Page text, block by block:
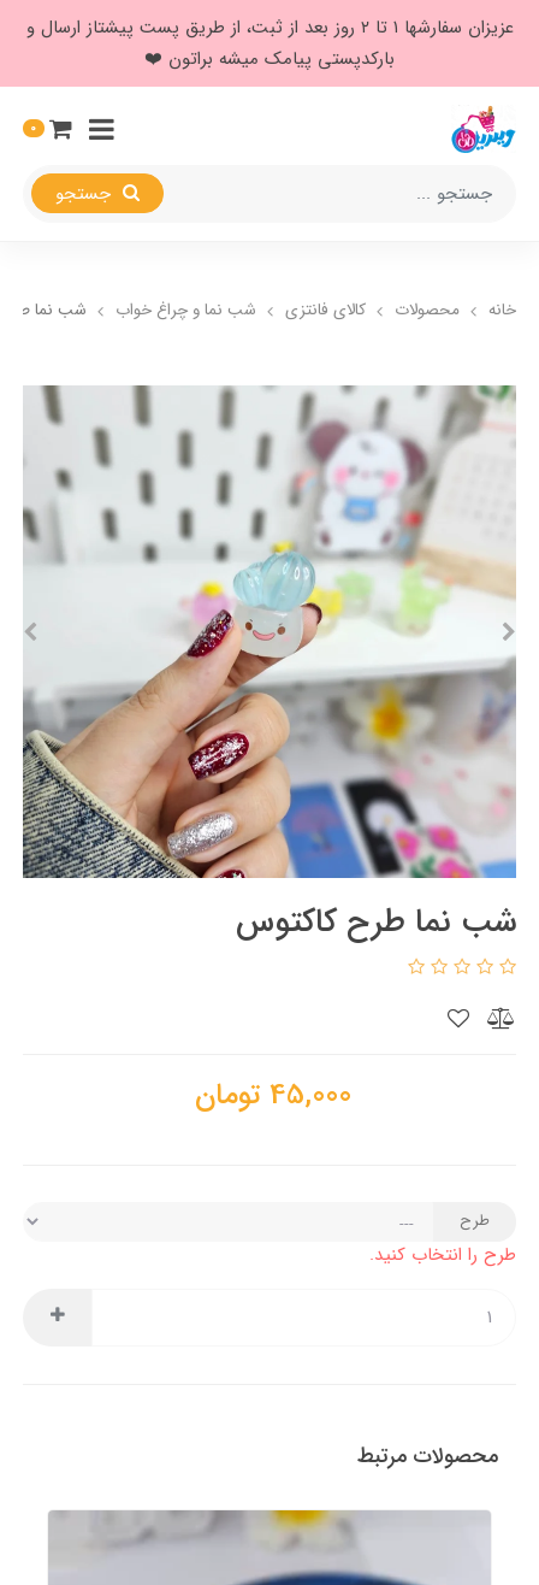
عزیزان سفارشها ۱ تا ۲ روز بعد از ثبت، از طریق پست پیشتاز ارسال و
بارکدپستی پیامک میشه براتون ❤️
0
خانه محصولات کالای فانتزی شب نما و چراغ خواب شب نما
شب نما طرح کاکتوس
45,000 تومان
طرح
طرح را انتخاب کنید.
محصولات مرتبط